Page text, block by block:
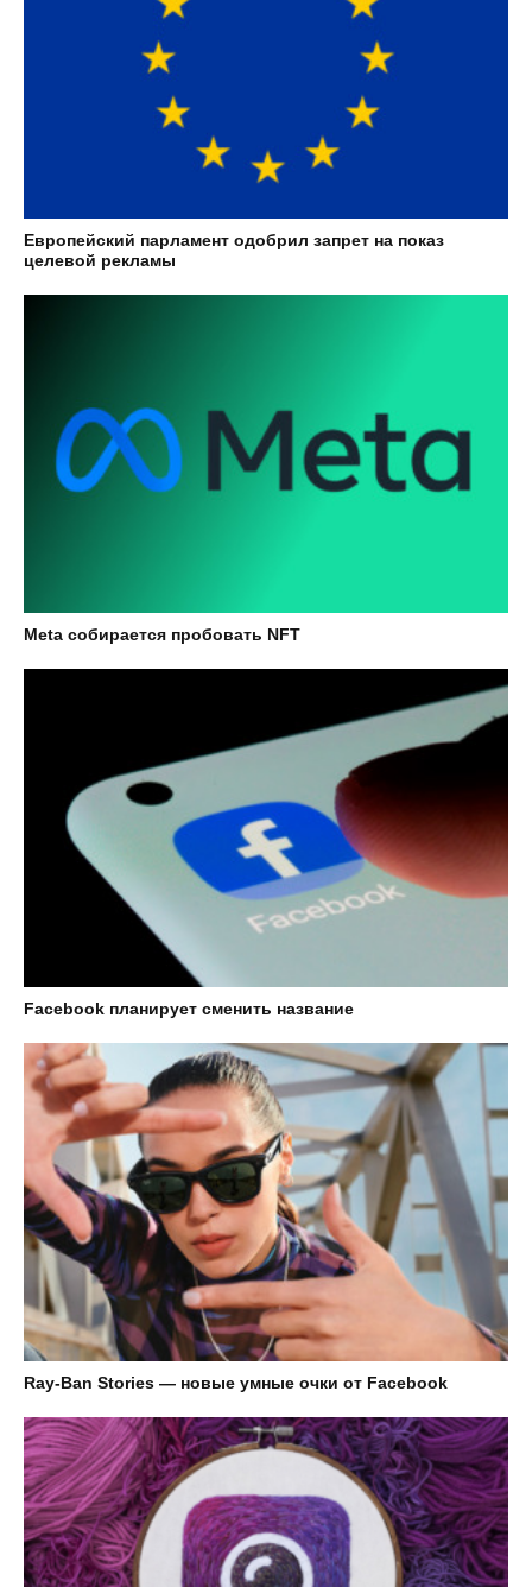
Европейский парламент одобрил запрет на показ
целевой рекламы
Meta собирается пробовать NFT
Facebook планирует сменить название
Ray-Ban Stories — новые умные очки от Facebook